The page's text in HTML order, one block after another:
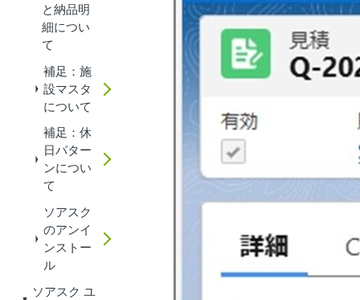
と納品明
細につい
て
補足：施
設マスタ
について
補足：休
日パター
ンについ
て
ソアスク
のアンイ
ンストー
ル
ソアスク ユ